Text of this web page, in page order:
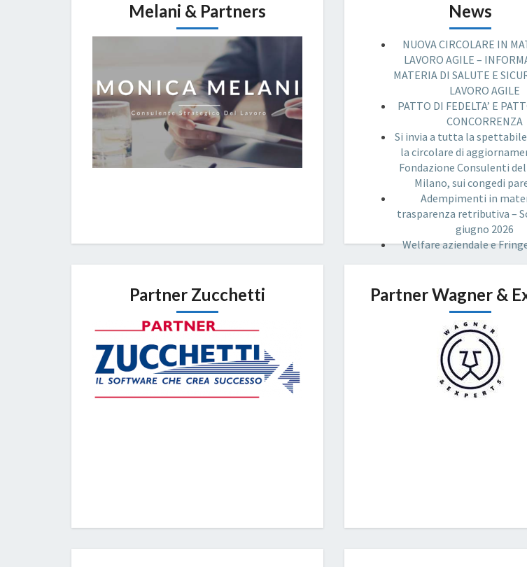
Melani & Partners
Partner Zucchetti
News
NUOVA CIRCOLARE IN
LAVORO AGILE –
MATERIA DI SALUTE E
LAVORO AGILE
PATTO DI FEDELTA’ E
CONCORRENZA
Si invia a tutta la
la circolare di
Fondazione Consulenti
Milano, sui congedi
Adempimenti in
trasparenza retributiva –
giugno 2026
Welfare aziendale e
Partner Wagner &